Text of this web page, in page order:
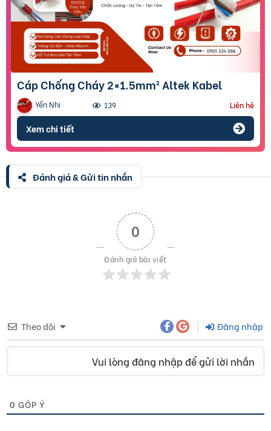
Cáp Chống Cháy 2×1.5mm² Altek Kabel
Yến Nhi 139 Liên hệ
Xem chi tiết
Đánh giá & Gửi tin nhắn
0
Đánh giá bài viết
Theo dõi Đăng nhập
Vui lòng đăng nhập để gửi lời nhắn
0 GÓP Ý